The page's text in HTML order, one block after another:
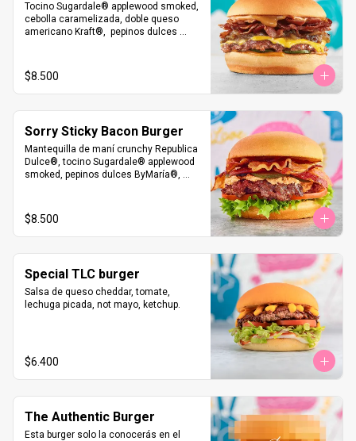
Tocino Sugardale®️ applewood smoked,
cebolla caramelizada, doble queso
americano Kraft®️,  pepinos dulces
NotBurger by NotCo®
$8.500
Sorry Sticky Bacon Burger
Mantequilla de maní crunchy Republica
Dulce®, tocino Sugardale® applewood
smoked, pepinos dulces ByMaría®,
envoltura de lechuga. Certified Angus
Beef® Burger o NotBurger by NotCo®
$8.500
Special TLC burger
Salsa de queso cheddar, tomate,
lechuga picada, not mayo, ketchup.
$6.400
The Authentic Burger
Esta burger solo la conocerás en el